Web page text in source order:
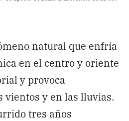
natural que enfría
en el centro y oriente
y provoca
vientos y en las lluvias.
tres años